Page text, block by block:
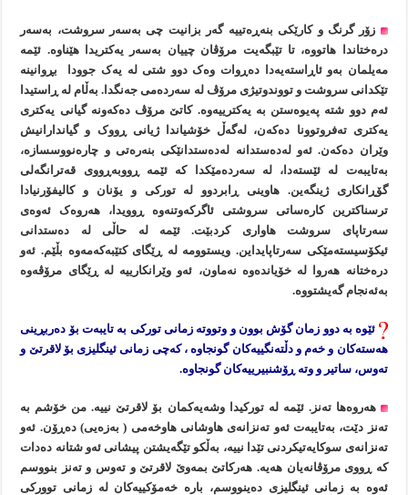
زۆر گرنگ و کارێکی بنەڕەتییە گەر بزانیت چی بەسەر سروشت، بەسەر
درەختاندا هاتووە، تا تێبگەیت مرۆڤان چییان بەسەر یەکتریدا هێناوە. ئێمە
مەیلمان بەو ئاڕاستەیەدا دەڕوات وەک دوو شتی لە یەک جوودا بڕوانینە
تێکدانی سروشت و تووندوتیژی مرۆڤ لە سەردەمی جەنگدا. بەڵام لە ڕاستیدا
ئەم دوو شتە پەیوەستن بە یەکترییەوە. کاتێ مرۆڤ دەکەونە گیانی یەکتری
یەکتری تەفروتوونا دەکەن، لەگەڵ خۆشیاندا ژیانی ڕووک و گیاندارانیش
وێران دەکەن. ئەو لەدەستدانە لەدەستدانێکی بنەرەتی و چارەنووسسازە،
بەتایبەت لە ئێستەدا، لە سەردەمێکدا کە ئێمە ڕووبەڕووی قەترانگەلی
گۆڕانکاری ژینگەین. هاوینی ڕابردوو لە تورکی و یۆنان و کالیفۆرنیادا
ترسناکترین کارەساتی سروشتی ئاگرکەوتنەوە ڕوویدا، هەروەک ئەوەی
سەرتاپای سروشت هاواری کردبێت. ئێمە لە حاڵی لە دەستدانی
ئیکۆسیستەمێکی سەرتاپایداین. ویستوومە لە ڕێگای کتێبەکەمەوە بڵێم. ئەو
درەختانە هەروا لە خۆیاندەوە نەماون، ئەو وێرانکارییە لە ڕێگای مرۆڤەوە
بەئەنجام گەیشتووە.
ئێوە بە دوو زمان گۆش بوون و وتووتە زمانی تورکی بە تایبەت بۆ دەربڕینی
هەستەکان و خەم و دڵتەنگییەکان گونجاوە ، کەچی زمانی ئینگلیزی بۆ لاقرتێ و
تەوس، ساتیر و وتە ڕۆشنبیرییەکان گونجاوە.
هەروەها تەنز. ئێمە لە تورکیدا وشەیەکمان بۆ لاقرتێ نییە. من خۆشم بە
تەنز دێت، بەتایبەت ئەو تەنزانەی هاوشانی هاوخەمی ( بەزەیی) دەڕۆن. ئەو
تەنزانەی سوکایەتیکردنی تێدا نییە، بەڵکو تێگەیشتن پیشانی ئەو شتانە دەدات
کە ڕووی مرۆڤانەیان هەیە. هەرکاتێ بمەوێ لاقرتێ و تەوس و تەنز بنووسم
ئەوە بە زمانی ئینگلیزی دەینووسم، بارە خەمۆکییەکان لە زمانی توورکی